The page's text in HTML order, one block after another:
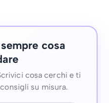
cosa
cosa cerchi e ti
su misura.